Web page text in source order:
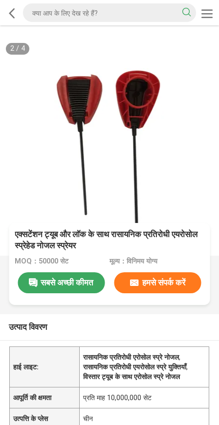
2/ 4
एक्सटेंशन ट्यूब और लॉक के साथ रासायनिक प्रतिरोधी एयरोसोल
स्प्रेहेड नोजल स्प्रेयर
MOQ：50000 सेट मूल्य：विनिमय योग्य
सबसे अच्छी कीमत हमसे संपर्क करें
उत्पाद विवरण
हाई लाइट:
रासायनिक प्रतिरोधी एरोसोल स्प्रे नोजल,
रासायनिक प्रतिरोधी एयरोसोल स्प्रे युक्तियाँ,
विस्तार ट्यूब के साथ एरोसोल स्प्रे नोजल
आपूर्ति की क्षमता प्रति माह 10,000,000 सेट
उत्पत्ति के प्लेस चीन